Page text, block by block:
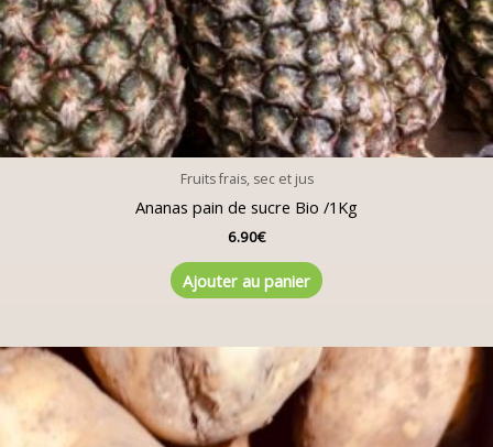
Fruits frais, sec et jus
Ananas pain de sucre Bio /1Kg
6.90€
Ajouter au panier